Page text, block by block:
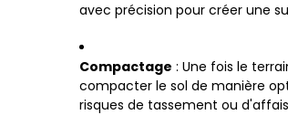
avec précision pour créer une
Compactage : Une fois le
compacter le sol de manière
risques de tassement ou